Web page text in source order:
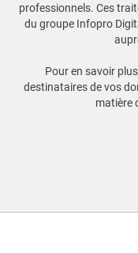
professionnels. Ces
du groupe Infopro
Pour en savoir
destinataires de vos
matière